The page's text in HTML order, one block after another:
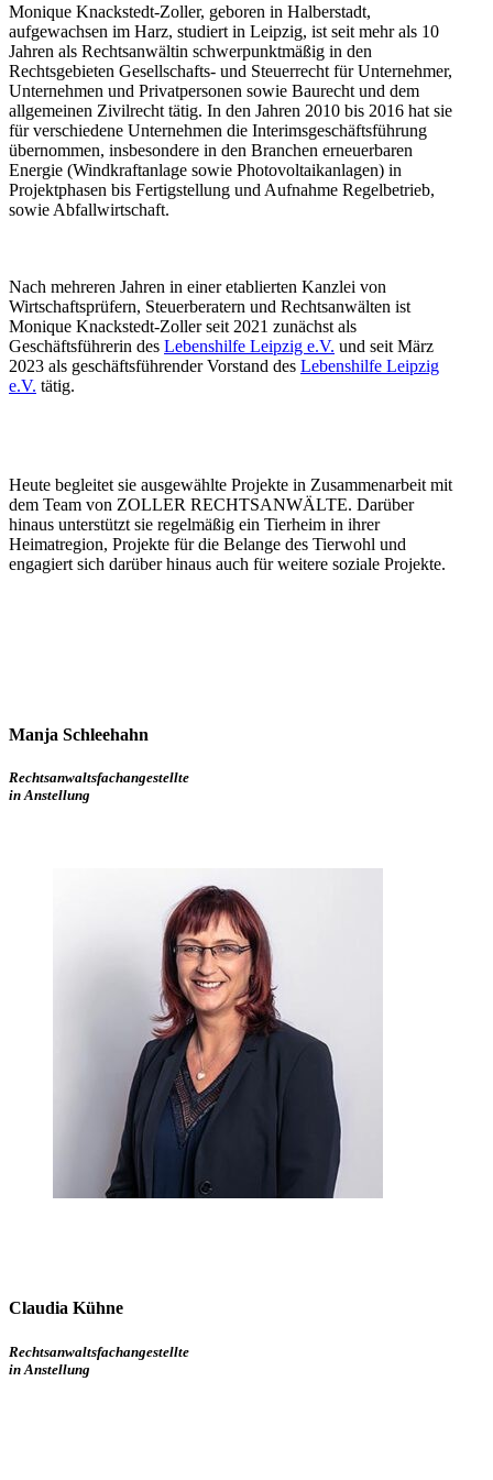
Monique Knackstedt-Zoller, geboren in Halberstadt,
aufgewachsen im Harz, studiert in Leipzig, ist seit mehr als 10
Jahren als Rechtsanwältin schwerpunktmäßig in den
Rechtsgebieten Gesellschafts- und Steuerrecht für Unternehmer,
Unternehmen und Privatpersonen sowie Baurecht und dem
allgemeinen Zivilrecht tätig. In den Jahren 2010 bis 2016 hat sie
für verschiedene Unternehmen die Interimsgeschäftsführung
übernommen, insbesondere in den Branchen erneuerbaren
Energie (Windkraftanlage sowie Photovoltaikanlagen) in
Projektphasen bis Fertigstellung und Aufnahme Regelbetrieb,
sowie Abfallwirtschaft.
Nach mehreren Jahren in einer etablierten Kanzlei von
Wirtschaftsprüfern, Steuerberatern und Rechtsanwälten ist
Monique Knackstedt-Zoller seit 2021 zunächst als
Geschäftsführerin des Lebenshilfe Leipzig e.V. und seit März
2023 als geschäftsführender Vorstand des Lebenshilfe Leipzig
e.V. tätig.
Heute begleitet sie ausgewählte Projekte in Zusammenarbeit mit
dem Team von ZOLLER RECHTSANWÄLTE. Darüber
hinaus unterstützt sie regelmäßig ein Tierheim in ihrer
Heimatregion, Projekte für die Belange des Tierwohl und
engagiert sich darüber hinaus auch für weitere soziale Projekte.
Manja Schleehahn
Rechtsanwaltsfachangestellte
in Anstellung
Claudia Kühne
Rechtsanwaltsfachangestellte
in Anstellung